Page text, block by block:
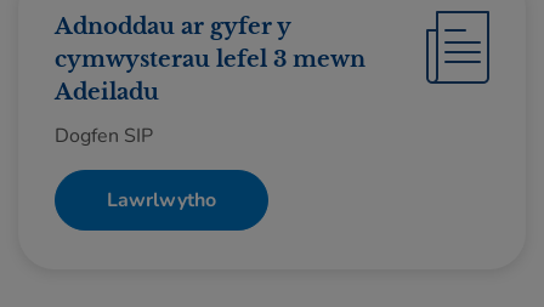
Adnoddau ar gyfer y
cymwysterau lefel 3 mewn
Adeiladu
Dogfen SIP
Lawrlwytho